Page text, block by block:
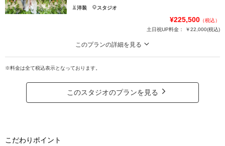
<3>撮影データ(全100カット)はすべて納品！
新婦衣装1着
着付け ヘアメイク 小物一式
家族と撮影
洋装 スタジオ
¥225,500 （税込）
土日祝UP料金：
￥22,000(税込)
このプランの詳細を見る
ご好評につき延長！2026年10月末までの撮影限定
ドレスが2着選べるスタジオプラン!
こだわりドレスとイマーシブレタッチで、欲張りフォトウェディングをお楽し
※料金は全て税込表示となっております。
このスタジオのプランを見る
こだわりポイント